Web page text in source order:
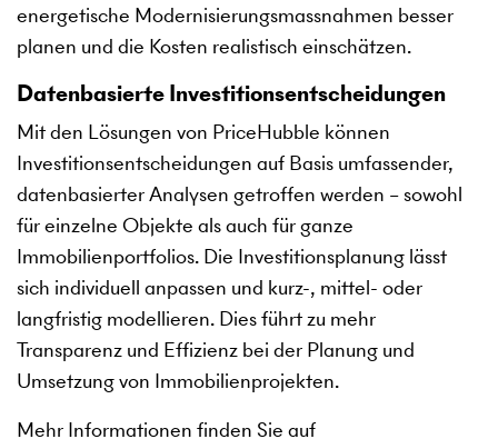
energetische Modernisierungsmassnahmen besser
planen und die Kosten realistisch einschätzen.
Datenbasierte Investitionsentscheidungen
Mit den Lösungen von PriceHubble können
Investitionsentscheidungen auf Basis umfassender,
datenbasierter Analysen getroffen werden – sowohl
für einzelne Objekte als auch für ganze
Immobilienportfolios. Die Investitionsplanung lässt
sich individuell anpassen und kurz-, mittel- oder
langfristig modellieren. Dies führt zu mehr
Transparenz und Effizienz bei der Planung und
Umsetzung von Immobilienprojekten.
Mehr Informationen finden Sie auf